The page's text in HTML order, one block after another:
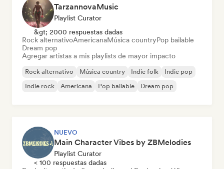
TarzannovaMusic
Playlist Curator
&gt; 2000 respuestas dadas
Rock alternativoAmericanaMúsica countryPop bailable
Dream pop
Agregar artistas a mis playlists de mayor impacto
Rock alternativo Música country Indie folk
Indie pop
Indie rock
Americana Pop bailable Dream pop
NUEVO
Main Character Vibes by ZBMelodies
Playlist Curator
< 100 respuestas dadas